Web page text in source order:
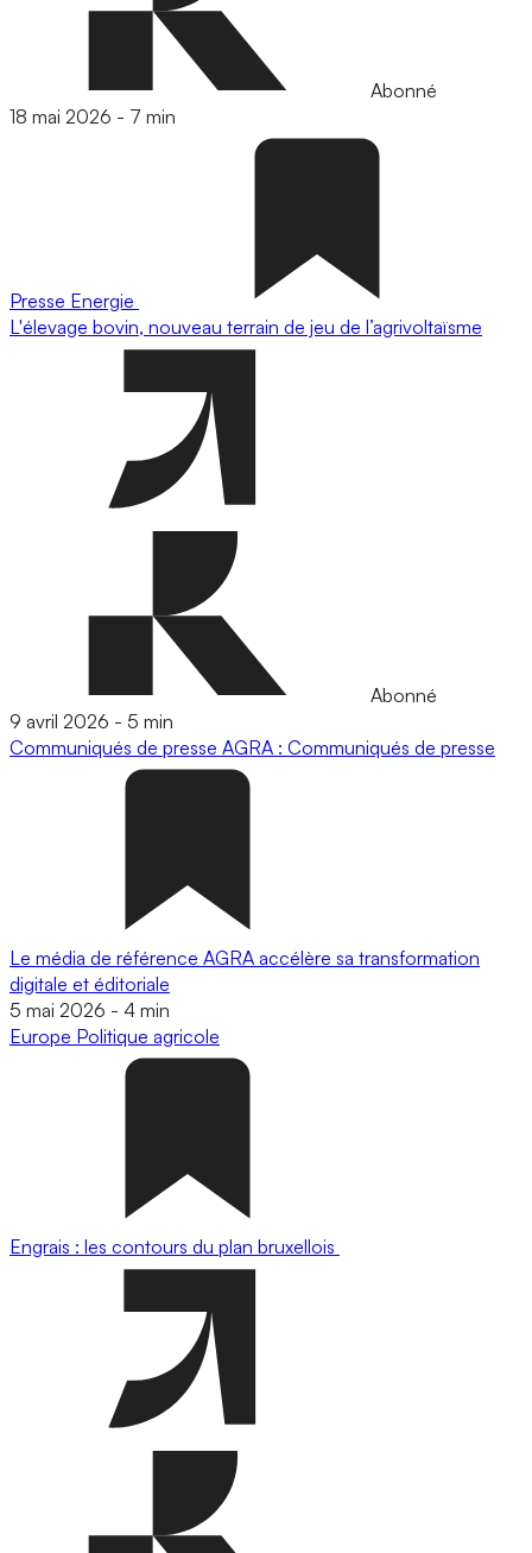
Abonné
18 mai 2026 - 7 min
Presse Energie
L'élevage bovin, nouveau terrain de jeu de l’agrivoltaïsme
Abonné
9 avril 2026 - 5 min
Communiqués de presse AGRA : Communiqués de presse
Le média de référence AGRA accélère sa transformation
digitale et éditoriale
5 mai 2026 - 4 min
Europe Politique agricole
Engrais : les contours du plan bruxellois